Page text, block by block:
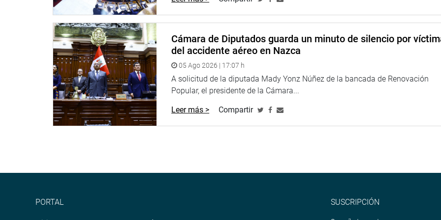
Cámara de Diputados guarda un minuto de silencio por
del accidente aéreo en Nazca
05 Ago 2026 | 17:07 h
A solicitud de la diputada Mady Yonz Núñez de la bancada de Renovación
Popular, el presidente de la Cámara...
Leer más > Compartir
PORTAL SUSCRIPCIÓN